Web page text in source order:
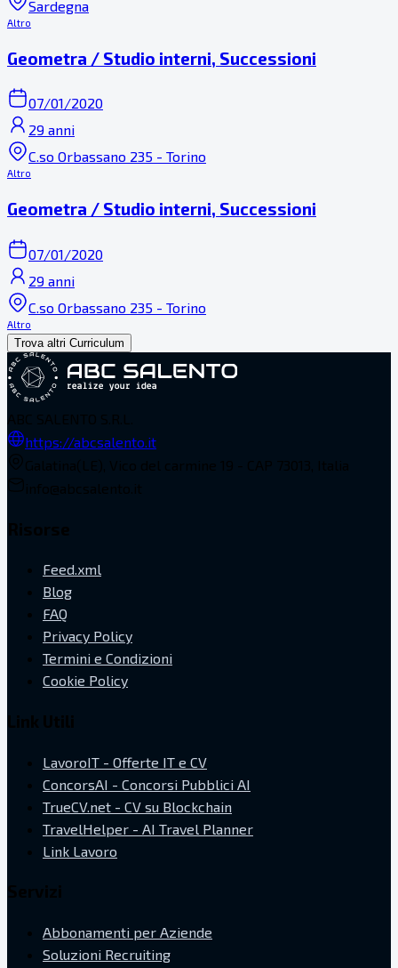
Sardegna
Altro
Geometra / Studio interni, Successioni
07/01/2020
29 anni
C.so Orbassano 235 - Torino
Altro
Geometra / Studio interni, Successioni
07/01/2020
29 anni
C.so Orbassano 235 - Torino
Altro
Trova altri Curriculum
https://abcsalento.it
Feed.xml
Blog
FAQ
Privacy Policy
Termini e Condizioni
Cookie Policy
LavoroIT - Offerte IT e CV
ConcorsAI - Concorsi Pubblici AI
TrueCV.net - CV su Blockchain
TravelHelper - AI Travel Planner
Link Lavoro
Abbonamenti per Aziende
Soluzioni Recruiting